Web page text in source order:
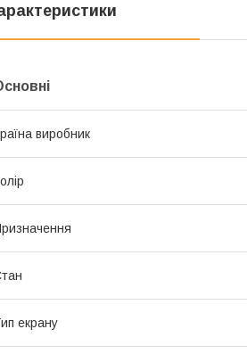
виробник
екрану